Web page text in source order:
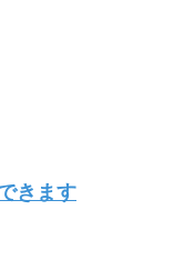
きます